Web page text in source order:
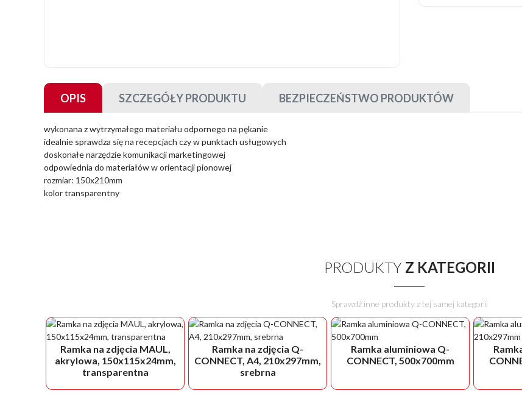
OPIS SZCZEGÓŁY PRODUKTU BEZPIECZEŃSTWO PRODUKTÓW
wykonana z wytrzymałego materiału odpornego na pękanie
idealnie sprawdza się na recepcjach czy w punktach usługowych
doskonałe narzędzie komunikacji marketingowej
odpowiednia do materiałów w orientacji pionowej
rozmiar: 150x210mm
kolor transparentny
PRODUKTY Z KATEGORII
Sprawdź inne produkty z tej samej kategorii
Ramka na zdjęcia MAUL,
akrylowa, 150x115x24mm,
transparentna
Ramka na zdjęcia Q-
CONNECT, A4, 210x297mm,
srebrna
Ramka aluminiowa Q-
CONNECT, 500x700mm